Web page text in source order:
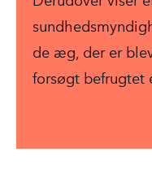
de æg, der er
forsøgt befrugtet